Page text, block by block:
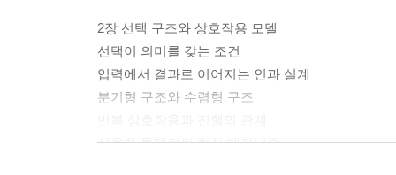
2장 선택 구조와 상호작용 모델
선택이 의미를 갖는 조건
입력에서 결과로 이어지는 인과 설계
분기형 구조와 수렴형 구조
사용자 통제감의 형성 메커니즘